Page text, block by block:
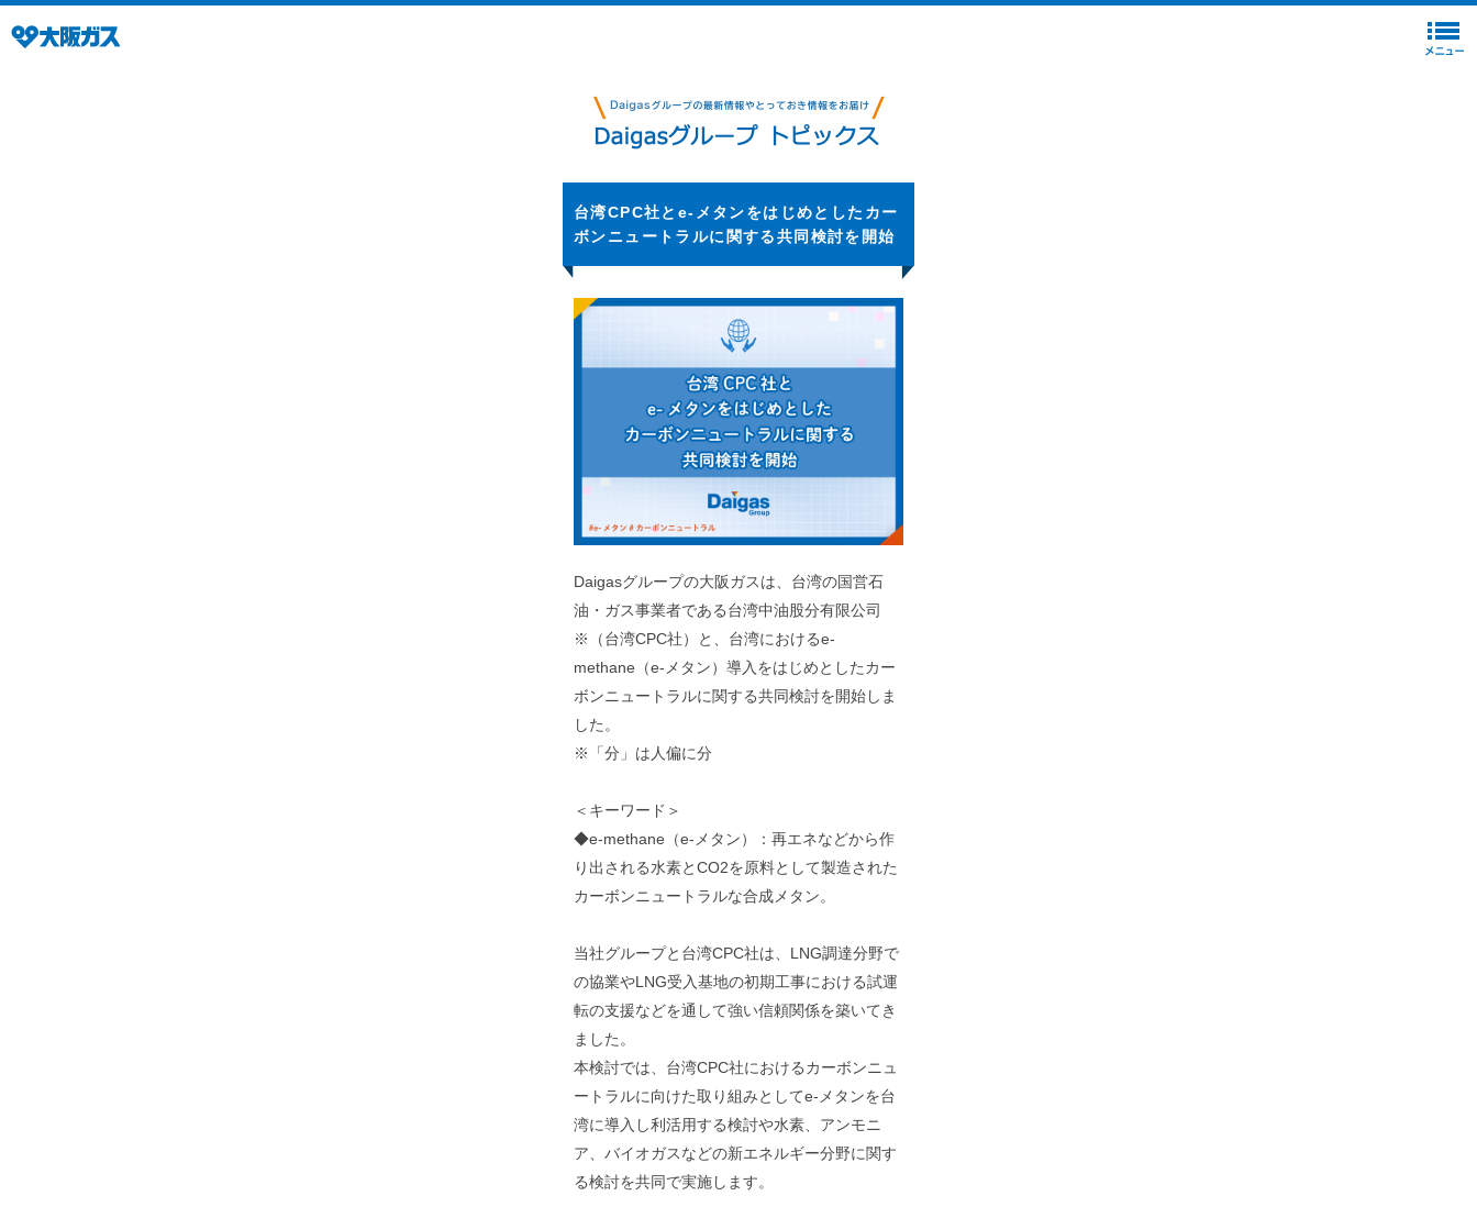
台湾CPC社とe-メタンをはじめとしたカー
ボンニュートラルに関する共同検討を開始
Daigasグループの大阪ガスは、台湾の国営石
油・ガス事業者である台湾中油股分有限公司
※（台湾CPC社）と、台湾におけるe-
methane（e-メタン）導入をはじめとしたカー
ボンニュートラルに関する共同検討を開始しま
した。
※「分」は人偏に分
＜キーワード＞
◆e-methane（e-メタン）：再エネなどから作
り出される水素とCO2を原料として製造された
カーボンニュートラルな合成メタン。
当社グループと台湾CPC社は、LNG調達分野で
の協業やLNG受入基地の初期工事における試運
転の支援などを通して強い信頼関係を築いてき
ました。
本検討では、台湾CPC社におけるカーボンニュ
ートラルに向けた取り組みとしてe-メタンを台
湾に導入し利活用する検討や水素、アンモニ
ア、バイオガスなどの新エネルギー分野に関す
る検討を共同で実施します。